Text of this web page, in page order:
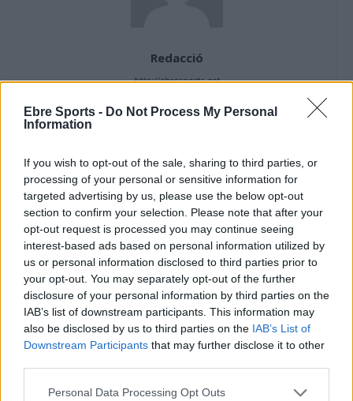
Ebre Sports - Do Not Process My Personal
Information
If you wish to opt-out of the sale, sharing to third parties, or
processing of your personal or sensitive information for
targeted advertising by us, please use the below opt-out
section to confirm your selection. Please note that after your
opt-out request is processed you may continue seeing
interest-based ads based on personal information utilized by
us or personal information disclosed to third parties prior to
your opt-out. You may separately opt-out of the further
disclosure of your personal information by third parties on the
IAB’s list of downstream participants. This information may
also be disclosed by us to third parties on the IAB’s List of
Downstream Participants that may further disclose it to other
Personal Data Processing Opt Outs
Redacció
http://ebresports.cat
Bàsquet
Viladecans en el tram decisiu de la lliga
Bàsquet
El Cantaires guanya al Serrallo a un rival
directe i recupera les opcions d’ascens
abril 28, 2026
abril 19, 2026